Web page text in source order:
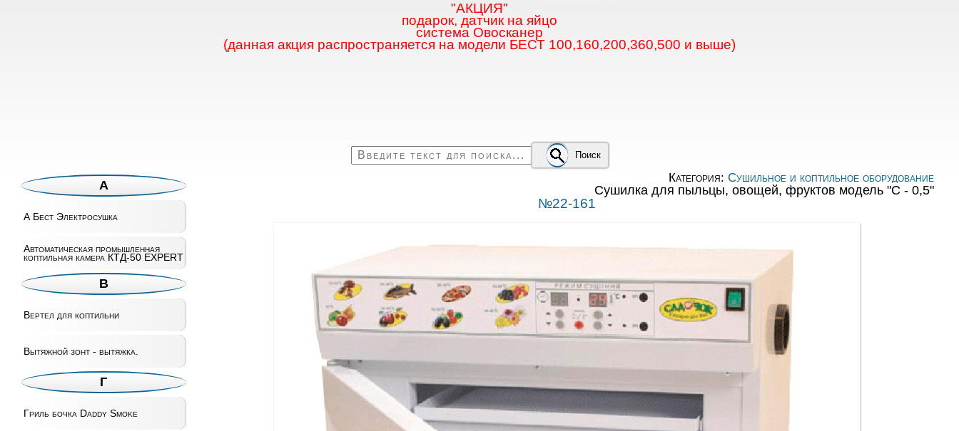
"АКЦИЯ"
подарок, датчик на яйцо
система Овосканер
(данная акция распространяется на модели БЕСТ 100,160,200,360,500 и выше)
Поиск
А
А Бест Электросушка
Автоматическая промышленная
коптильная камера КТД-50 EXPERT
В
Вертел для коптильни
Вытяжной зонт - вытяжка.
Г
Гриль бочка Daddy Smoke
Категория: Сушильное и коптильное оборудование
Сушилка для пыльцы, овощей, фруктов модель "С - 0,5"
№22-161